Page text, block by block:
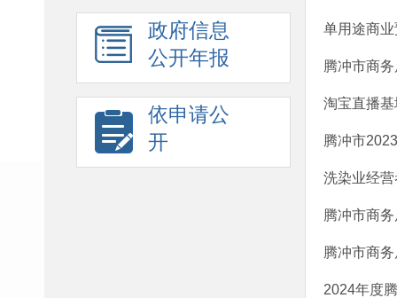
政府信息
公开年报
依申请公
开
单用途商
腾冲市商
淘宝直播
腾冲市
洗染业经
腾冲市商务
腾冲市商
2024年度